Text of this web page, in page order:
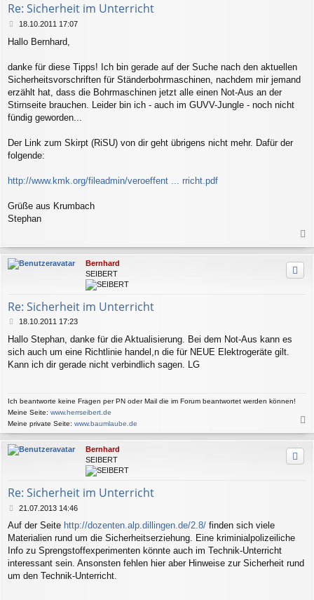
Re: Sicherheit im Unterricht
B
i
r
18.10.2011 17:07
Hallo Bernhard,
danke für diese Tipps! Ich bin gerade auf der Suche nach den aktuellen
Sicherheitsvorschriften für Ständerbohrmaschinen, nachdem mir jemand
erzählt hat, dass die Bohrmaschinen jetzt alle einen Not-Aus an der
Stirnseite brauchen. Leider bin ich - auch im GUVV-Jungle - noch nicht
fündig geworden...
Der Link zum Skirpt (RiSU) von dir geht übrigens nicht mehr. Dafür der
folgende:
http://www.kmk.org/fileadmin/veroeffent ... rricht.pdf
Grüße aus Krumbach
Stephan
c
Bernhard
SEIBERT
Re: Sicherheit im Unterricht
B
i
t
r
18.10.2011 17:23
Hallo Stephan, danke für die Aktualisierung. Bei dem Not-Aus kann es
sich auch um eine Richtlinie handel,n die für NEUE Elektrogeräte gilt.
Kann ich dir gerade nicht verbindlich sagen. LG
Ich beantworte keine Fragen per PN oder Mail die im Forum beantwortet werden können!
Meine Seite: www.herrseibert.de
Meine private Seite: www.baumlaube.de
a
c
Bernhard
SEIBERT
Re: Sicherheit im Unterricht
B
i
t
r
a
21.07.2013 14:46
Auf der Seite http://dozenten.alp.dillingen.de/2.8/ finden sich viele
Materialien rund um die Sicherheitserziehung. Eine kriminialpolizeiliche
Info zu Sprengstoffexperimenten könnte auch im Technik-Unterricht
interessant sein. Ansonsten fehlen hier aber Hinweise zur Sicherheit rund
um den Technik-Unterricht.